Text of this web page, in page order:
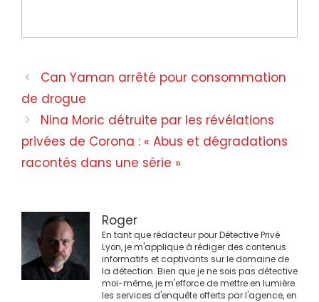
Navigation
des
articles
Can Yaman arrêté pour consommation
de drogue
Nina Moric détruite par les révélations
privées de Corona : « Abus et dégradations
racontés dans une série »
Roger
En tant que rédacteur pour Détective Privé
Lyon, je m'applique à rédiger des contenus
informatifs et captivants sur le domaine de
la détection. Bien que je ne sois pas détective
moi-même, je m'efforce de mettre en lumière
les services d'enquête offerts par l'agence, en